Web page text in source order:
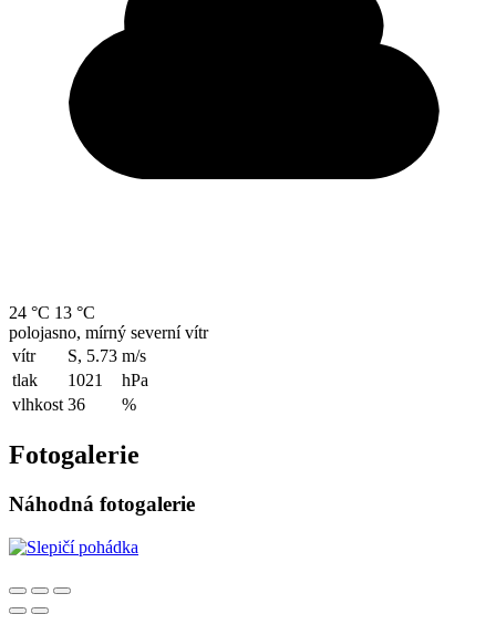
24 °C 13 °C
polojasno, mírný severní vítr
vítr
S, 5.73 m/s
tlak
1021
hPa
vlhkost 36 %
Fotogalerie
Náhodná fotogalerie